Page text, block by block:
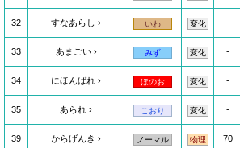
32 すなあらし いわ 変化 -
33 あまごい みず 変化 -
34 にほんばれ ほのお 変化 -
35 あられ こおり 変化 -
39 からげんき ノーマル 物理 70